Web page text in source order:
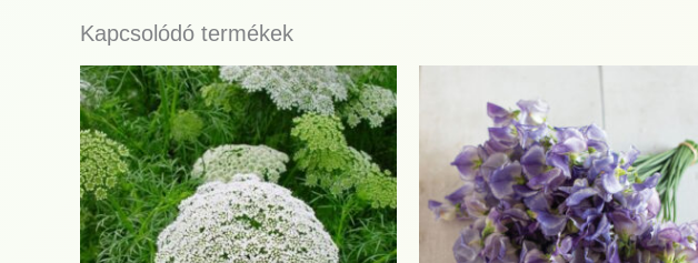
Kapcsolódó termékek